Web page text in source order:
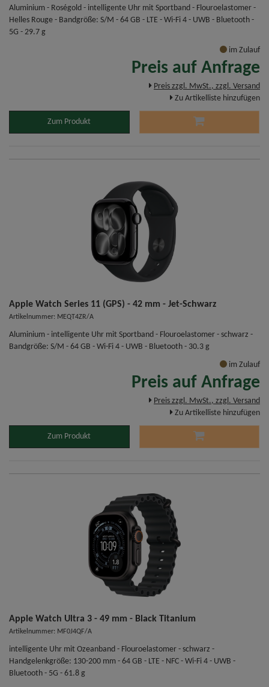
Aluminium - Roségold - intelligente Uhr mit Sportband - Flouroelastomer -
Helles Rouge - Bandgröße: S/M - 64 GB - LTE - Wi-Fi 4 - UWB - Bluetooth -
5G - 29.7 g
im Zulauf
Preis auf Anfrage
Preis zzgl. MwSt., zzgl. Versand
Zu Artikelliste hinzufügen
Zum Produkt
Apple Watch Series 11 (GPS) - 42 mm - Jet-Schwarz
Artikelnummer: MEQT4ZR/A
Aluminium - intelligente Uhr mit Sportband - Flouroelastomer - schwarz -
Bandgröße: S/M - 64 GB - Wi-Fi 4 - UWB - Bluetooth - 30.3 g
im Zulauf
Preis auf Anfrage
Preis zzgl. MwSt., zzgl. Versand
Zu Artikelliste hinzufügen
Zum Produkt
Apple Watch Ultra 3 - 49 mm - Black Titanium
Artikelnummer: MF0J4QF/A
intelligente Uhr mit Ozeanband - Flouroelastomer - schwarz -
Handgelenkgröße: 130-200 mm - 64 GB - LTE - NFC - Wi-Fi 4 - UWB -
Bluetooth - 5G - 61.8 g